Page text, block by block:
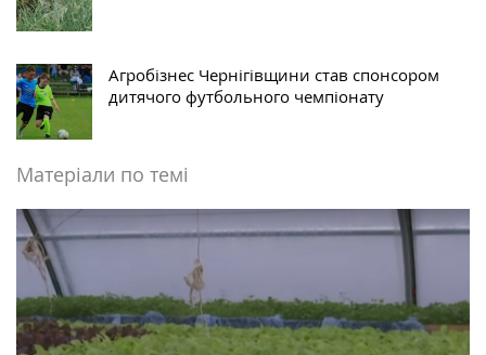
Агробізнес Чернігівщини став спонсором
дитячого футбольного чемпіонату
Матеріали по темі